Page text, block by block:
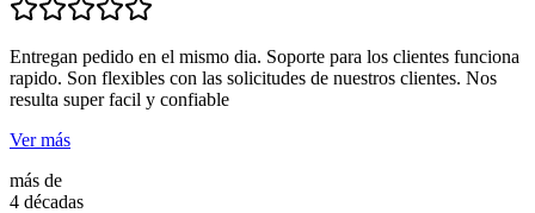
Entregan pedido en el mismo dia. Soporte para los clientes funciona
rapido. Son flexibles con las solicitudes de nuestros clientes. Nos
resulta super facil y confiable
Ver más
más de
4 décadas